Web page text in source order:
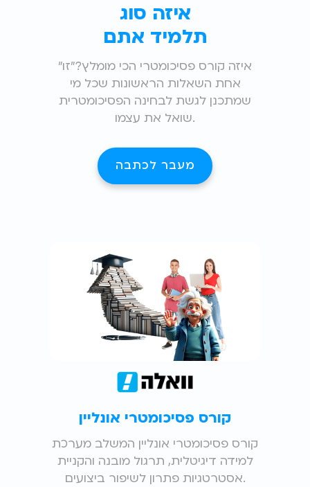
איזה סוג
תלמיד אתם
"איזה קורס פסיכומטרי הכי מומלץ?"זו
אחת השאלות הראשונות שכל מי
שמתכנן לגשת לבחינה הפסיכומטרית
שואל את עצמו.
מעבר לכתבה
קורס פסיכומטרי אונליין
קורס פסיכומטרי אונליין המשלב מערכת
למידה דיגיטלית, תרגול מובנה והקניית
אסטרטגיות פתרון לשיפור ביצועים.